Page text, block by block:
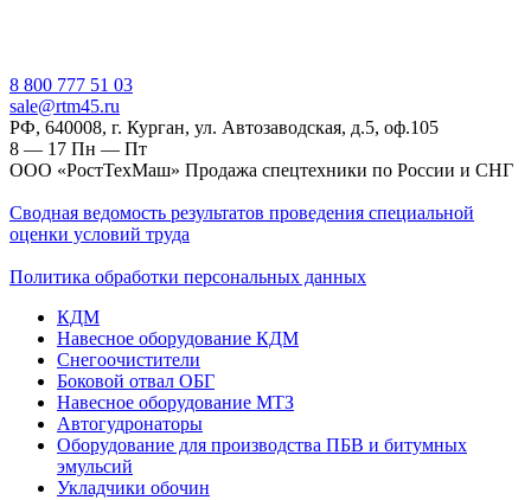
‎8 800 777 51 03
sale@rtm45.ru
РФ, 640008, г. Курган, ул. Автозаводская, д.5, оф.105
8 — 17 Пн — Пт
ООО «РостТехМаш» Продажа спецтехники по России и СНГ
Сводная ведомость результатов проведения специальной
оценки условий труда
Политика обработки персональных данных
КДМ
Навесное оборудование КДМ
Снегоочистители
Боковой отвал ОБГ
Навесное оборудование МТЗ
Автогудронаторы
Оборудование для производства ПБВ и битумных
эмульсий
Укладчики обочин